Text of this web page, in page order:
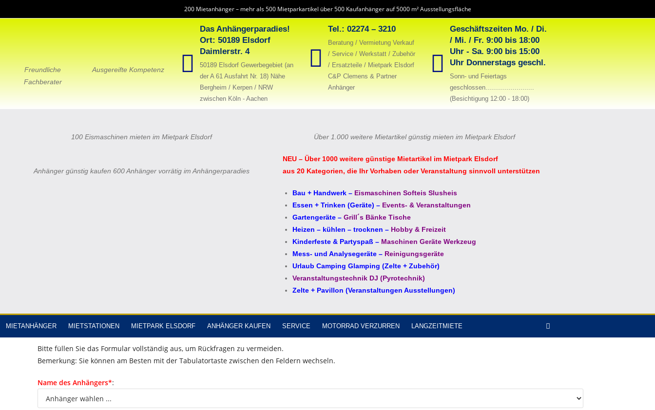
200 Mietanhänger – mehr als 500 Mietparkartikel über 500 Kaufanhänger auf 5000 m² Ausstellungsfläche
Freundliche
Fachberater
Ausgereifte Kompetenz
Das Anhängerparadies!
Ort: 50189 Elsdorf
Daimlerstr. 4
50189 Elsdorf Gewerbegebiet (an
der A 61 Ausfahrt Nr. 18) Nähe
Bergheim / Kerpen / NRW
zwischen Köln - Aachen
Tel.: 02274 – 3210
Beratung / Vermietung Verkauf
/ Service / Werkstatt / Zubehör
/ Ersatzteile / Mietpark Elsdorf
C&P Clemens & Partner
Anhänger
Geschäftszeiten Mo. / Di.
/ Mi. / Fr. 9:00 bis 18:00
Uhr - Sa. 9:00 bis 15:00
Uhr Donnerstags geschl.
Sonn- und Feiertags
geschlossen.........................
(Besichtigung 12:00 - 18:00)
100 Eismaschinen mieten im Mietpark Elsdorf
Anhänger günstig kaufen 600 Anhänger vorrätig im Anhängerparadies
Über 1.000 weitere Mietartikel günstig mieten im Mietpark Elsdorf
NEU – Über 1000 weitere günstige Mietartikel im Mietpark Elsdorf
aus 20 Kategorien, die Ihr Vorhaben oder Veranstaltung sinnvoll unterstützen
Bau + Handwerk – Eismaschinen Softeis Slusheis
Essen + Trinken (Geräte) – Events- & Veranstaltungen
Gartengeräte – Grill´s Bänke Tische
Heizen – kühlen – trocknen – Hobby & Freizeit
Kinderfeste & Partyspaß – Maschinen Geräte Werkzeug
Mess- und Analysegeräte – Reinigungsgeräte
Urlaub Camping Glamping (Zelte + Zubehör)
Veranstaltungstechnik DJ (Pyrotechnik)
Zelte + Pavillon (Veranstaltungen Ausstellungen)
MIETANHÄNGER MIETSTATIONEN MIETPARK ELSDORF ANHÄNGER KAUFEN SERVICE MOTORRAD VERZURREN LANGZEITMIETE
Bitte füllen Sie das Formular vollständig aus, um Rückfragen zu vermeiden.
Bemerkung: Sie können am Besten mit der Tabulatortaste zwischen den Feldern wechseln.
Name des Anhängers*: